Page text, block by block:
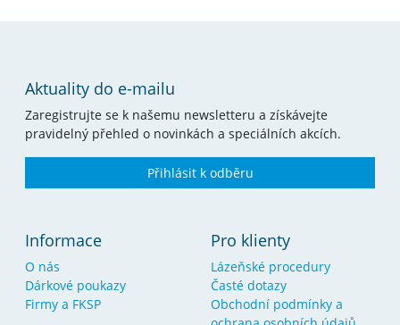
Aktuality do e-mailu
Zaregistrujte se k našemu newsletteru a získávejte
pravidelný přehled o novinkách a speciálních akcích.
Přihlásit k odběru
Informace
O nás
Dárkové poukazy
Firmy a FKSP
Pro klienty
Lázeňské procedury
Časté dotazy
Obchodní podmínky a